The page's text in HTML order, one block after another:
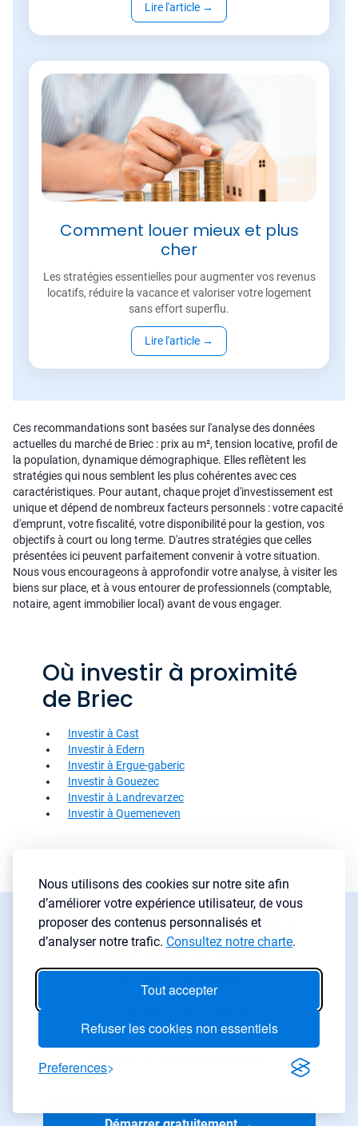
Nous utilisons des cookies sur notre site afin
d’améliorer votre expérience utilisateur, de vous
proposer des contenus personnalisés et
d’analyser notre trafic. Consultez notre charte.
Tout accepter
Refuser les cookies non essentiels
Preferences
Lire l'article →
Comment louer mieux et plus
cher
Les stratégies essentielles pour augmenter vos revenus
locatifs, réduire la vacance et valoriser votre logement
sans effort superflu.
Lire l'article →
Ces recommandations sont basées sur l'analyse des données
actuelles du marché de Briec : prix au m², tension locative, profil de
la population, dynamique démographique. Elles reflètent les
stratégies qui nous semblent les plus cohérentes avec ces
caractéristiques. Pour autant, chaque projet d'investissement est
unique et dépend de nombreux facteurs personnels : votre capacité
d'emprunt, votre fiscalité, votre disponibilité pour la gestion, vos
objectifs à court ou long terme. D'autres stratégies que celles
présentées ici peuvent parfaitement convenir à votre situation.
Nous vous encourageons à approfondir votre analyse, à visiter les
biens sur place, et à vous entourer de professionnels (comptable,
notaire, agent immobilier local) avant de vous engager.
Où investir à proximité
de Briec
Investir à Cast
Investir à Edern
Investir à Ergue-gaberic
Investir à Gouezec
Investir à Landrevarzec
Investir à Quemeneven
Lybox, votre allié pour
tous vos projets
immobilier
LyBox obtiennent demeilleures